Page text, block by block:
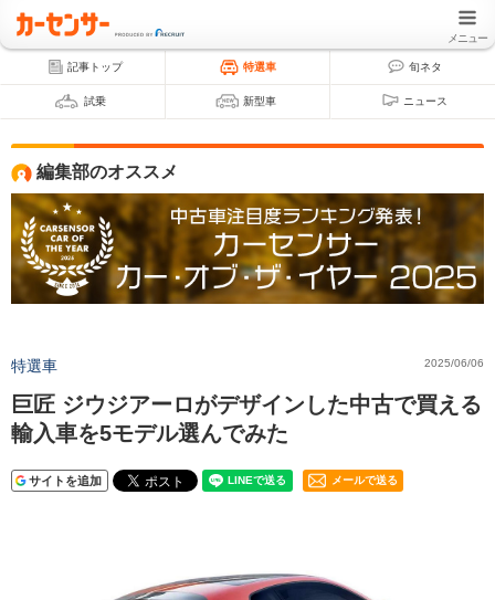
メニュー
記事トップ 特選車 旬ネタ
試乗 新型車 ニュース
編集部のオススメ
特選車 2025/06/06
巨匠 ジウジアーロがデザインした中古で買える
輸入車を5モデル選んでみた
サイトを追加 メールで送る